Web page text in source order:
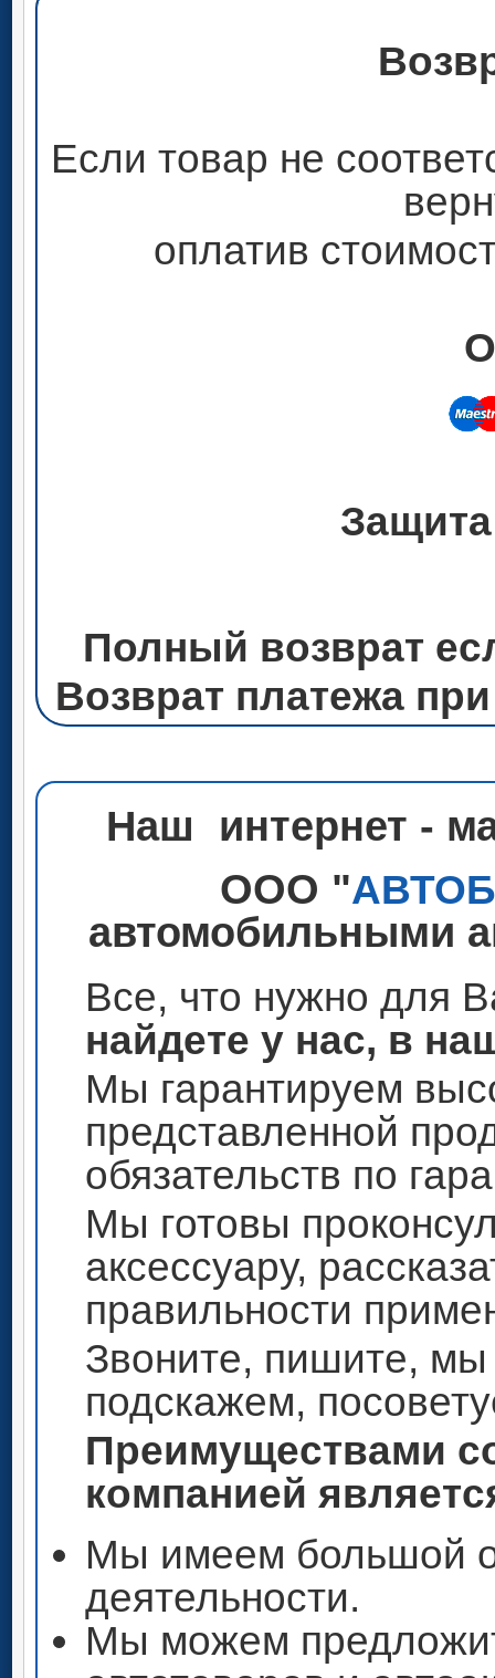
Если товар не
оплатив
Полный возврат
Возврат платежа
Наш интернет -
ООО "
автомобильными
Все, что нужно для
найдете у нас, в
Мы гарантируем
представленной
обязательств по
Мы готовы
аксессуару,
правильности
Звоните, пишите, мы
подскажем,
Преимуществами
компанией
Мы имеем большой
деятельности.
Мы можем